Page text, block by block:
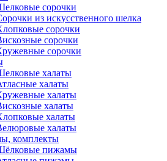
сорочки
из искусственного шелка
сорочки
сорочки
сорочки
халаты
халаты
халаты
халаты
халаты
халаты
комплекты
пижамы